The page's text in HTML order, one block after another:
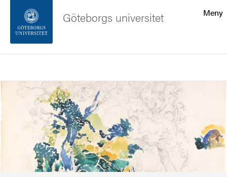
Sidfoten
Om webbplatsen
Meny
Göteborgs universitet
Bild